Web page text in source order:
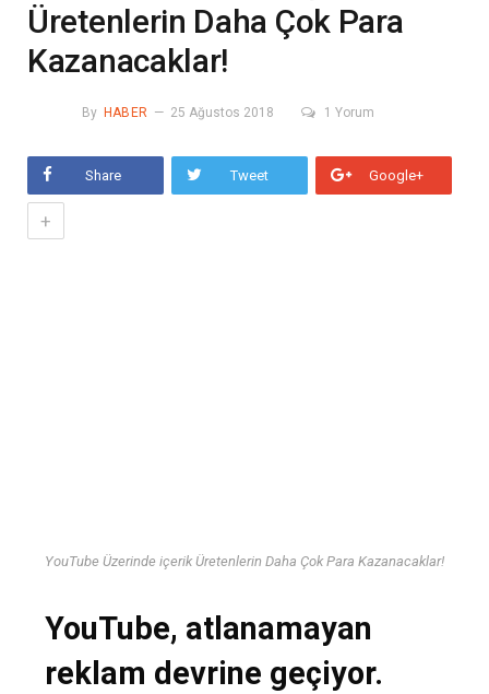
Üretenlerin Daha Çok Para
Kazanacaklar!
By HABER 25 Ağustos 2018 1 Yorum
Share Tweet Google+
+
YouTube Üzerinde içerik Üretenlerin Daha Çok Para Kazanacaklar!
YouTube, atlanamayan
reklam devrine geçiyor.